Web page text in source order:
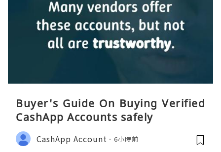
Buyer's Guide On Buying Verified
CashApp Accounts safely
CashApp Account 6小時前